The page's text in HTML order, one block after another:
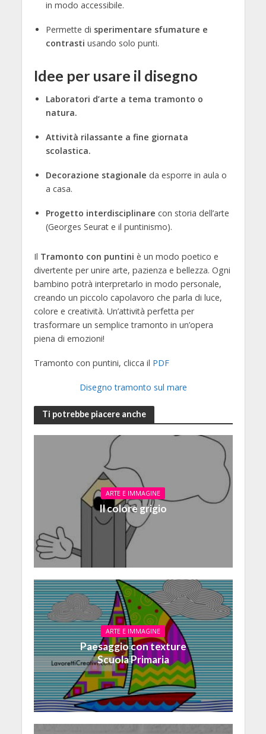
in modo accessibile.
Permette di sperimentare sfumature e
contrasti usando solo punti.
Idee per usare il disegno
Laboratori d’arte a tema tramonto o
natura.
Attività rilassante a fine giornata
scolastica.
Decorazione stagionale da esporre in aula o
a casa.
Progetto interdisciplinare con storia dell’arte
(Georges Seurat e il puntinismo).
Il Tramonto con puntini è un modo poetico e
divertente per unire arte, pazienza e bellezza. Ogni
bambino potrà interpretarlo in modo personale,
creando un piccolo capolavoro che parla di luce,
colore e creatività. Un’attività perfetta per
trasformare un semplice tramonto in un’opera
piena di emozioni!
Tramonto con puntini, clicca il PDF
Disegno tramonto sul mare
Ti potrebbe piacere anche
ARTE E IMMAGINE
Il colore grigio
ARTE E IMMAGINE
Paesaggio con texture
Scuola Primaria